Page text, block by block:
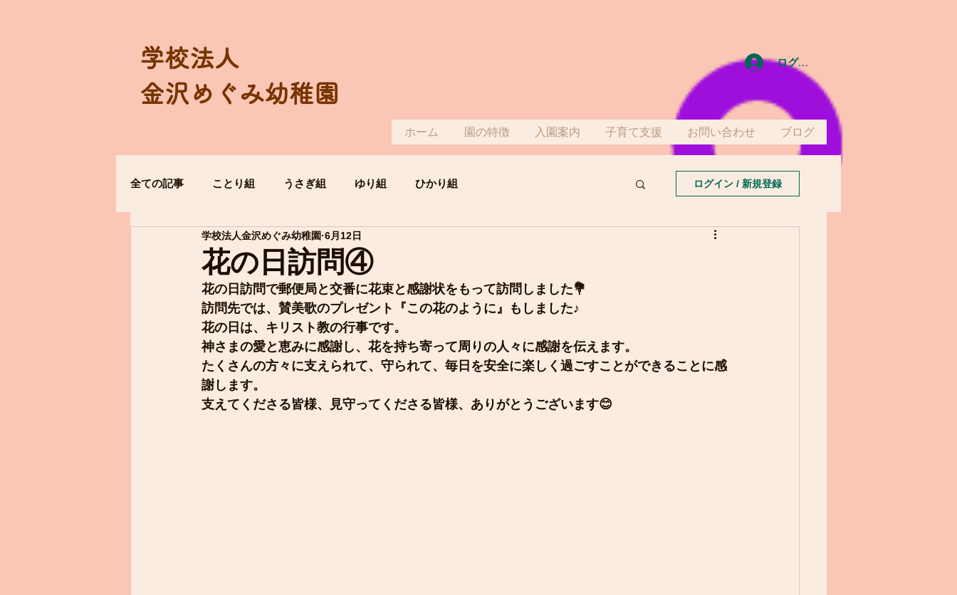
学校法人
金沢めぐみ幼稚園
ログイン
ホーム 園の特徴 入園案内 子育て支援 お問い合わせ ブログ
全ての記事 ことり組 うさぎ組 ゆり組 ひかり組 ログイン / 新規登録
花の日訪問④
学校法人金沢めぐみ幼稚園 6月12日
花の日訪問で郵便局と交番に花束と感謝状をもって訪問しました💐
訪問先では、賛美歌のプレゼント『この花のように』もしました♪
花の日は、キリスト教の行事です。
神さまの愛と恵みに感謝し、花を持ち寄って周りの人々に感謝を伝えます。
たくさんの方々に支えられて、守られて、毎日を安全に楽しく過ごすことができることに感
謝します。
支えてくださる皆様、見守ってくださる皆様、ありがとうございます😊